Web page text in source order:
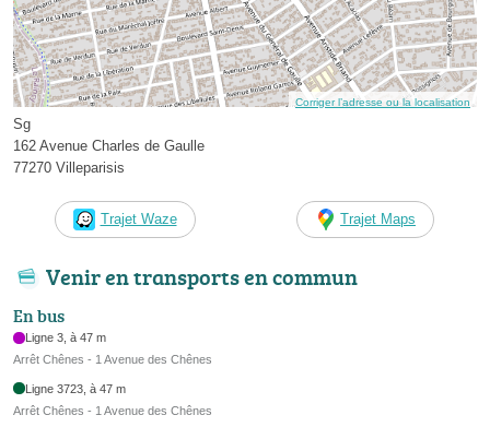
Corriger l’adresse ou la localisation
Sg
162 Avenue Charles de Gaulle
77270 Villeparisis
Trajet Waze Trajet Maps
Venir en transports en commun
En bus
Ligne 3, à 47 m
Arrêt Chênes - 1 Avenue des Chênes
Ligne 3723, à 47 m
Arrêt Chênes - 1 Avenue des Chênes